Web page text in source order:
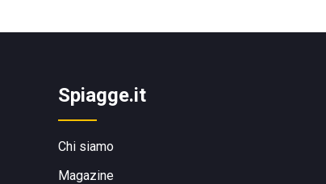
Spiagge.it
Chi siamo
Magazine